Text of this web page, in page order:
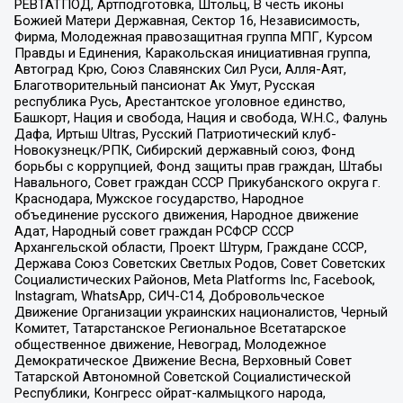
РЕВТАТПОД, Артподготовка, Штольц, В честь иконы
Божией Матери Державная, Сектор 16, Независимость,
Фирма, Молодежная правозащитная группа МПГ, Курсом
Правды и Единения, Каракольская инициативная группа,
Автоград Крю, Союз Славянских Сил Руси, Алля-Аят,
Благотворительный пансионат Ак Умут, Русская
республика Русь, Арестантское уголовное единство,
Башкорт, Нация и свобода, Нация и свобода, W.H.С., Фалунь
Дафа, Иртыш Ultras, Русский Патриотический клуб-
Новокузнецк/РПК, Сибирский державный союз, Фонд
борьбы с коррупцией, Фонд защиты прав граждан, Штабы
Навального, Совет граждан СССР Прикубанского округа г.
Краснодара, Мужское государство, Народное
объединение русского движения, Народное движение
Адат, Народный совет граждан РСФСР СССР
Архангельской области, Проект Штурм, Граждане СССР,
Держава Союз Советских Светлых Родов, Совет Советских
Социалистических Районов, Meta Platforms Inc, Facebook,
Instagram, WhatsApp, СИЧ-С14, Добровольческое
Движение Организации украинских националистов, Черный
Комитет, Татарстанское Региональное Всетатарское
общественное движение, Невоград, Молодежное
Демократическое Движение Весна, Верховный Совет
Татарской Автономной Советской Социалистической
Республики, Конгресс ойрат-калмыцкого народа,